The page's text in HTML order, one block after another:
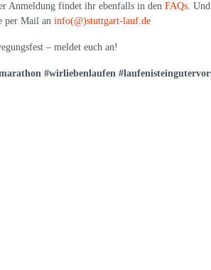
Anmeldung findet ihr ebenfalls in den FAQs.
per Mail an info(@)stuttgart-lauf.de
– meldet euch an!
#wirliebenlaufen